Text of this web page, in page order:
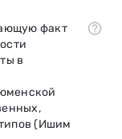
факт
в
(Ишим